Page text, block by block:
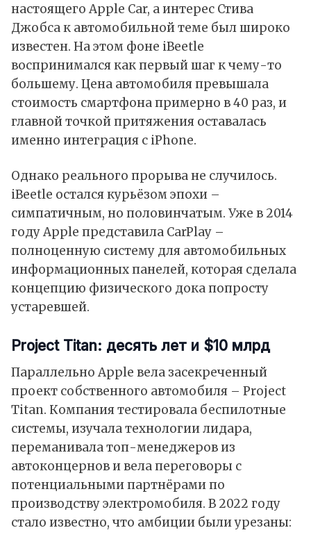
настоящего Apple Car, а интерес Стива
Джобса к автомобильной теме был широко
известен. На этом фоне iBeetle
воспринимался как первый шаг к чему-то
большему. Цена автомобиля превышала
стоимость смартфона примерно в 40 раз, и
главной точкой притяжения оставалась
именно интеграция с iPhone.
Однако реального прорыва не случилось.
iBeetle остался курьёзом эпохи –
симпатичным, но половинчатым. Уже в 2014
году Apple представила CarPlay –
полноценную систему для автомобильных
информационных панелей, которая сделала
концепцию физического дока попросту
устаревшей.
Project Titan: десять лет и $10 млрд
Параллельно Apple вела засекреченный
проект собственного автомобиля – Project
Titan. Компания тестировала беспилотные
системы, изучала технологии лидара,
переманивала топ-менеджеров из
автоконцернов и вела переговоры с
потенциальными партнёрами по
производству электромобиля. В 2022 году
стало известно, что амбиции были урезаны: